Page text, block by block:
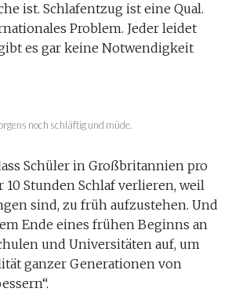
ist. Schlafentzug ist eine Qual.
Problem. Jeder leidet
es gar keine Notwendigkeit
noch schläftig und müde.
Schüler in Großbritannien pro
10 Stunden Schlaf verlieren, weil
sind, zu früh aufzustehen. Und
Ende eines frühen Beginns an
und Universitäten auf, um
ganzer Generationen von